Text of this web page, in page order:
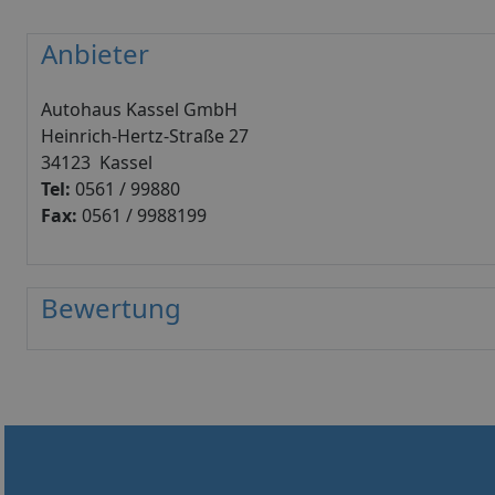
Anbieter
Autohaus Kassel GmbH
Heinrich-Hertz-Straße 27
34123 Kassel
Tel: 0561 / 99880
Fax: 0561 / 9988199
Bewertung